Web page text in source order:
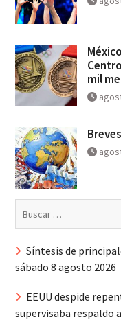
mil
Síntesis de
sábado 8 agosto 2026
EEUU despide
supervisaba respaldo